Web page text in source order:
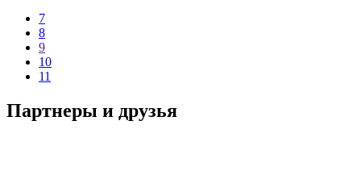
7
8
9
10
11
Партнеры и друзья